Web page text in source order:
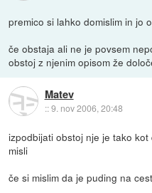
premico si lahko domislim in jo
če obstaja ali ne je povsem
obstoj z njenim opisom že
Matev
::9. nov 2006, 20:48
izpodbijati obstoj nje je tako
misli
če si mislim da je puding na